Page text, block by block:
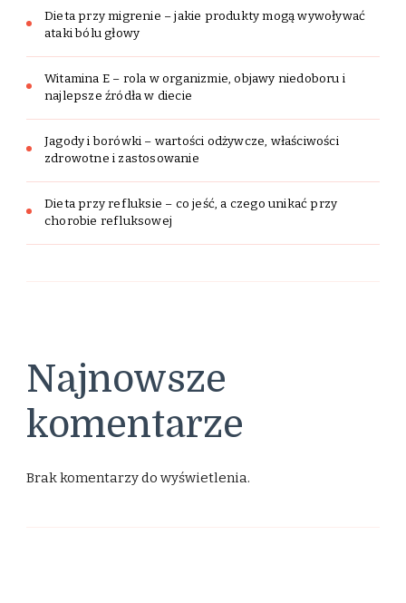
Dieta przy migrenie – jakie produkty mogą wywoływać
ataki bólu głowy
Witamina E – rola w organizmie, objawy niedoboru i
najlepsze źródła w diecie
Jagody i borówki – wartości odżywcze, właściwości
zdrowotne i zastosowanie
Dieta przy refluksie – co jeść, a czego unikać przy
chorobie refluksowej
Najnowsze
komentarze
Brak komentarzy do wyświetlenia.